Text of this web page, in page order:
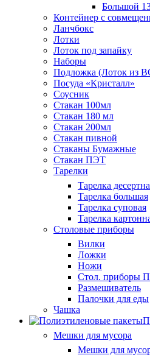
Большой
Контейнер с
Ланчбокс
Лотки
Лоток под запайку
Наборы
Подложка (Лоток из
Посуда «Кристалл»
Соусник
Стакан 100мл
Стакан 180 мл
Стакан 200мл
Стакан пивной
Стаканы Бумажные
Стакан ПЭТ
Тарелки
Тарелка
Тарелка большая
Тарелка суповая
Тарелка
Столовые приборы
Вилки
Ложки
Ножи
Стол. приборы
Размешиватель
Палочки для еды
Чашка
Мешки для мусора
Мешки для